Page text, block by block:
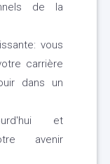
de la
vous
carrière
dans un
et
avenir